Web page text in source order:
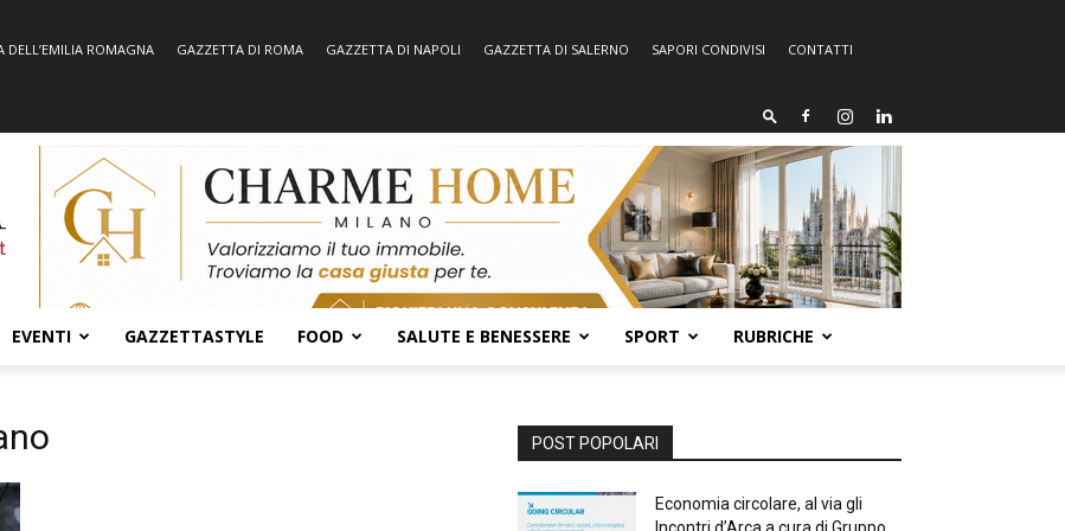
DELL’EMILIA ROMAGNA GAZZETTA DI ROMA GAZZETTA DI NAPOLI GAZZETTA DI SALERNO SAPORI CONDIVISI
CONTATTI
EVENTI GAZZETTASTYLE FOOD SALUTE E BENESSERE SPORT RUBRICHE
POST POPOLARI
Economia circolare, al via gli